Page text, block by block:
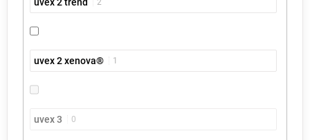
uvex 2 xenova® 1
uvex 3 0